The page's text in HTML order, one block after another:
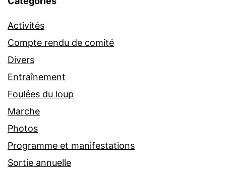
Activités
Compte rendu de comité
Divers
Entraînement
Foulées du loup
Marche
Photos
Programme et manifestations
Sortie annuelle